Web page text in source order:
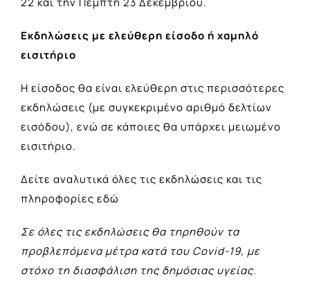
Εκδηλώσεις με ελεύθερη είσοδο ή χαμηλό
εισιτήριο
Η είσοδος θα είναι ελεύθερη στις περισσότερες
εκδηλώσεις (με συγκεκριμένο αριθμό δελτίων
εισόδου), ενώ σε κάποιες θα υπάρχει μειωμένο
εισιτήριο.
Δείτε αναλυτικά όλες τις εκδηλώσεις και τις
πληροφορίες εδώ
Σε όλες τις εκδηλώσεις θα τηρηθούν τα
προβλεπόμενα μέτρα κατά του Covid-19, με
στόχο τη διασφάλιση της δημόσιας υγείας.